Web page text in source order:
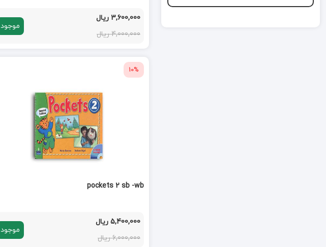
3,600,000 ریال
4,000,000 ریال
موجود
10%
pockets 2 sb -wb
5,400,000 ریال
6,000,000 ریال
موجود